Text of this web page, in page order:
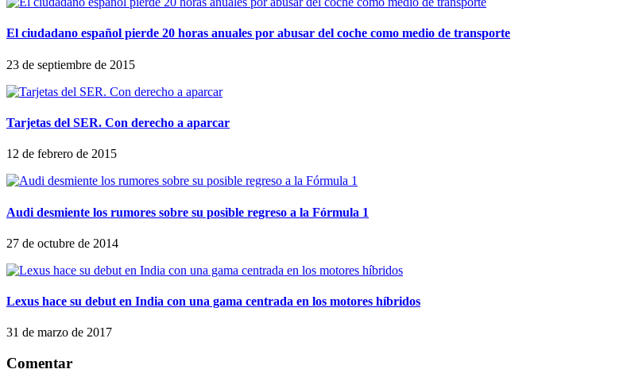
El ciudadano español pierde 20 horas anuales por abusar del coche como medio de transporte
23 de septiembre de 2015
Tarjetas del SER. Con derecho a aparcar
12 de febrero de 2015
Audi desmiente los rumores sobre su posible regreso a la Fórmula 1
27 de octubre de 2014
Lexus hace su debut en India con una gama centrada en los motores híbridos
31 de marzo de 2017
Comentar